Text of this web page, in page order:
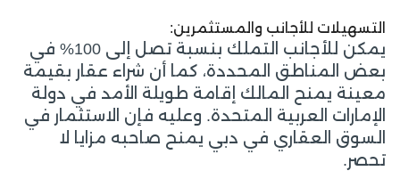
التسهيلات للأجانب والمستثمرين:
يمكن للأجانب التملك بنسبة تصل إلى 100% في
بعض المناطق المحددة، كما أن شراء عقار بقيمة
معينة يمنح المالك إقامة طويلة الأمد في دولة
الإمارات العربية المتحدة. وعليه فإن الاستثمار في
السوق العقاري في دبي يمنح صاحبه مزايا لا
تحصر.